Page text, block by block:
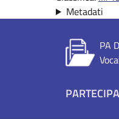
Metadati
PA